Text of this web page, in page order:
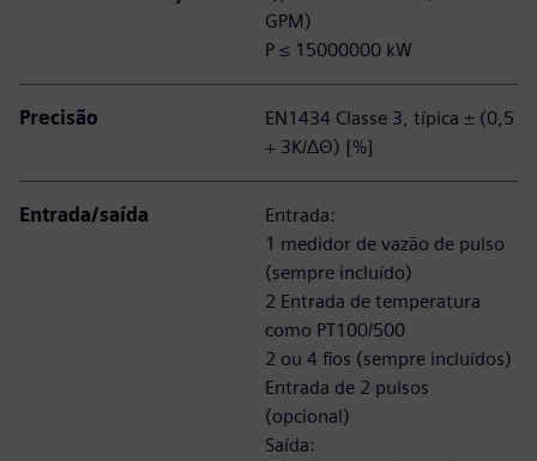
GPM)
P ≤ 15000000 kW
Precisão
EN1434 Classe 3, típica ± (0,5
+ 3K/ΔΘ) [%]
Entrada/saída
Entrada:
1 medidor de vazão de pulso
(sempre incluído)
2 Entrada de temperatura
como PT100/500
2 ou 4 fios (sempre incluídos)
Entrada de 2 pulsos
(opcional)
Saída: